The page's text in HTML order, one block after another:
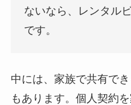
ないなら、レンタル
です。
中には、家族で共有で
もあります。個人契約